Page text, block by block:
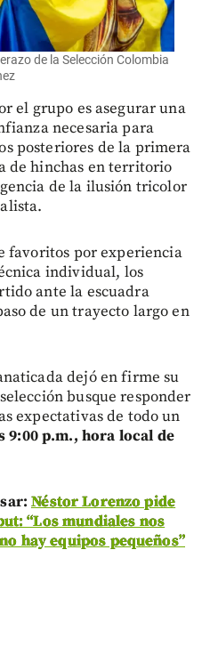
de la Selección Colombia
el grupo es asegurar una
necesaria para
posteriores de la primera
de hinchas en territorio
de la ilusión tricolor
favoritos por experiencia
individual, los
ante la escuadra
de un trayecto largo en
dejó en firme su
busque responder
expectativas de todo un
9:00 p.m., hora local de
Néstor Lorenzo pide
“Los mundiales nos
hay equipos pequeños”